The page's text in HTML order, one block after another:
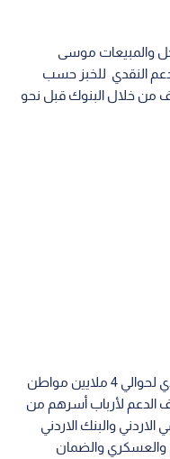
والمبيعات موسى
الدعم النقدي للخبز حسب
من خلال البنوك قبل نحو
وبين أنه تم صرف مستحقات الدعم النقدي لحوالي 4 ملايين مواطن
الدعم لأرباب أسرهم من
والبنك الاردني
والعسكري والضمان